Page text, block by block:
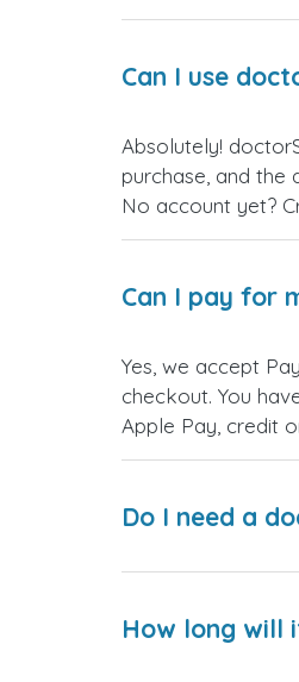
Can I use
Absolutely!
purchase, and the
No account yet?
Can I pay for
Yes, we accept
checkout. You
Apple Pay, credit
Do I need a
How long will